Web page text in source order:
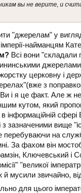
вы не верите, и
"джерелам" у
імперії-найманцям
Всі вони "складали
церковну і
з
і я це факт. Але ж
кутом, який
в інформаційній сфері
з зазначеними вище
перебуваючи на
За фахом він
Ключевський і
"великої
й мусили звичайно,
для цього